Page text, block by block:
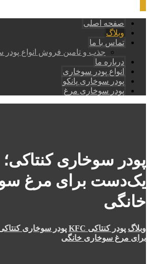
صفحه اصلی
وبلاگ
تماس با ما
جذب و تامین فروش انواع پودر
درباره ما
انواع پودر سوخاری
پودر سوخاری پانکو
پودر سوخاری مرغ
پودر سوخاری کنتاکی؛
یک‌دست برای مرغ
خانگی
وبلاگ پودر کنتاکی KFC
پودر سوخاری
برای مرغ سوخاری خانگی